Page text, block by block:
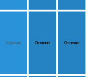
Хо­рошо От­лич­но От­лич­но